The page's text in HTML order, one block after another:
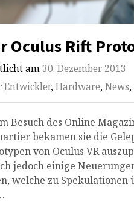
Oculus Rift
am30. Dezember 2013
Entwickler,Hardware,News,
Besuch des Online
bekamen sie die
von Oculus VR
jedoch einige
welche zu